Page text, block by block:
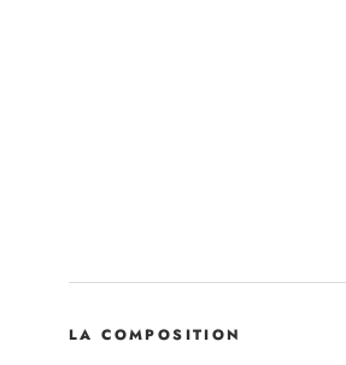
LA COMPOSITION